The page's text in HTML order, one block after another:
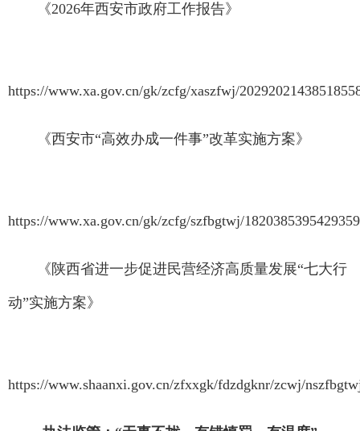
《2026年西安市政府工作报告》
https://www.xa.gov.cn/gk/zcfg/xaszfwj/
《西安市“高效办成一件事”改革实施方案》
https://www.xa.gov.cn/gk/zcfg/szfbgtwj/
《陕西省进一步促进民营经济高质量发展“七大行
动”实施方案》
https://www.shaanxi.gov.cn/zfxxgk/fdzdgknr/zcwj/